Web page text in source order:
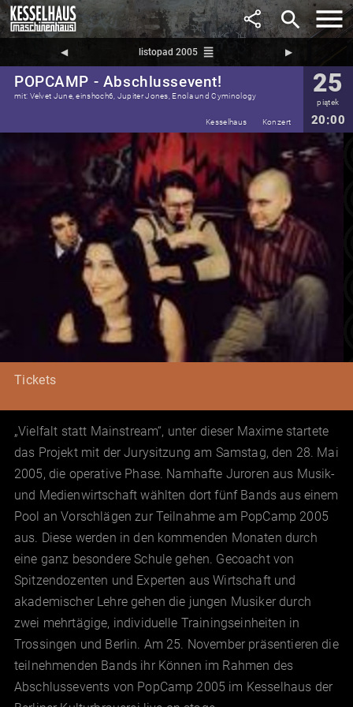
search
◀︎ listopad 2005 reorder ▶︎
POPCAMP - Abschlussevent!
mit: Velvet June, einshoch6, Jupiter Jones, Enola und Cyminology 25
piątek
20:00
Kesselhaus Konzert
Tickets
„Vielfalt statt Mainstream“, unter dieser Maxime startete
das Projekt mit der Jurysitzung am Samstag, den 28. Mai
2005, die operative Phase. Namhafte Juroren aus Musik-
und Medienwirtschaft wählten dort fünf Bands aus einem
Pool an Vorschlägen zur Teilnahme am PopCamp 2005
aus. Diese werden in den kommenden Monaten durch
eine ganz besondere Schule gehen. Gecoacht von
Spitzendozenten und Experten aus Wirtschaft und
akademischer Lehre gehen die jungen Musiker durch
zwei mehrtägige, individuelle Trainingseinheiten in
Trossingen und Berlin. Am 25. November präsentieren die
teilnehmenden Bands ihr Können im Rahmen des
Abschlussevents von PopCamp 2005 im Kesselhaus der